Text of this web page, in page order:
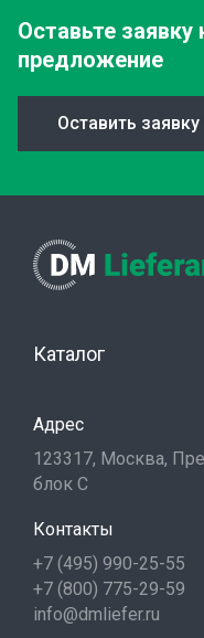
Оставьте заявку
предложение
Оставить заявку
Каталог
Адрес
123317, Москва,
блок С
Контакты
+7 (495) 990-25-55
+7 (800) 775-29-59
info@dmliefer.ru